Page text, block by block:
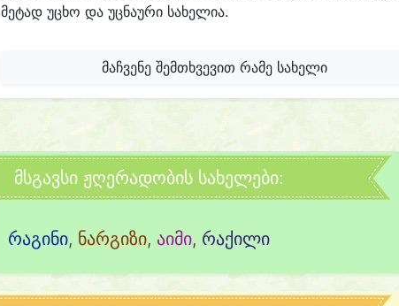
მეტად უცხო და უცნაური სახელია.
მაჩვენე შემთხვევით რამე სახელი
მსგავსი ჟღერადობის სახელები:
რაგინი, ნარგიზი, აიმი, რაქილი